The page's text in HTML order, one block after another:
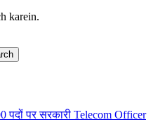
karein.
पर सरकारी Telecom Officer